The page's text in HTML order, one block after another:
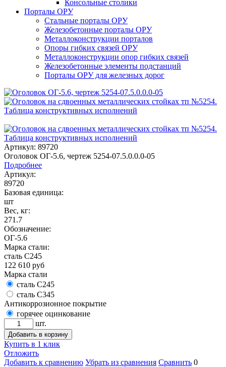
Консольные столики
Порталы ОРУ
Стальные порталы ОРУ
Железобетонные порталы ОРУ
Металлоконструкции порталов
Опоры гибких связей ОРУ
Металлоконструкции опор гибких связей
Железобетонные элементы подстанций
Порталы ОРУ для железных дорог
Артикул: 89720
Оголовок ОГ-5.6, чертеж 5254-07.5.0.0.0-05
Подробнее
Артикул:
89720
Базовая единица:
шт
Вес, кг:
271.7
Обозначение:
ОГ-5.6
Марка стали:
сталь С245
122 610 руб
Марка стали
сталь С245
сталь С345
Антикоррозионное покрытие
горячее оцинкование
шт.
Добавить в корзину
Купить в 1 клик
Отложить
Добавить к сравнению Убрать из сравнения Сравнить 0